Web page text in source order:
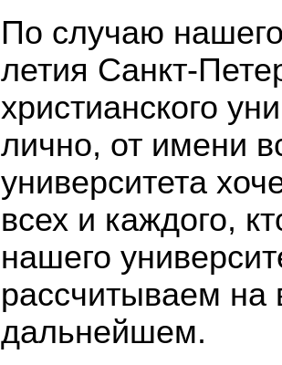
По случаю
летия Санкт-
христианского
лично, от имени
университета
всех и каждого,
нашего
рассчитываем на
дальнейшем.